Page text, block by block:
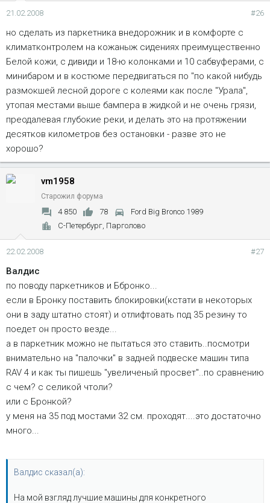
21.02.2008 #26
но сделать из паркетника внедорожник и в комфорте с
климатконтролем на кожаныж сидениях преимущественно
Белой кожи, с дивиди и 18-ю колонками и 10 сабвуферами, с
минибаром и в костюме передвигаться по "по какой нибудь
размокшей лесной дороге с колеями как после "Урала",
утопая местами выше бампера в жидкой и не очень грязи,
преодалевая глубокие реки, и делать это на протяжении
десятков километров без остановки - разве это не
хорошо?
vm1958
Старожил форума
4 850 78
Ford Big Bronco 1989
С-Петербург, Парголово
22.02.2008 #27
Валдис
по поводу паркетников и Ббронко...
если в Бронку поставить блокировки(кстати в некоторых
они в заду штатно стоят) и отлифтовать под 35 резину то
поедет он просто везде...
а в паркетник можно не пытаться это ставить..посмотри
внимательно на "палочки" в задней подвеске машин типа
RAV 4 и как ты пишешь "увеличеный просвет"..по сравнению
с чем? с селикой чтоли?
или с Бронкой?
у меня на 35 под мостами 32 см. проходят....это достаточно
много...
Валдис сказал(а):
На мой взгляд лучшие машины для конкретного